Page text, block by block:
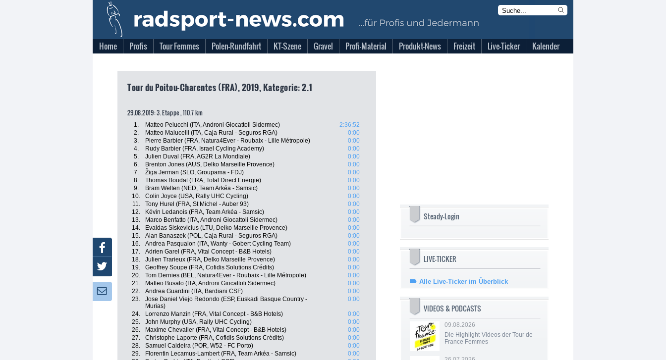
Home Profis Tour Femmes Polen-Rundfahrt KT-Szene Gravel Profi-Material Produkt-News Freizeit Live-Ticker Kalender
Tour du Poitou-Charentes (FRA), 2019, Kategorie: 2.1
29.08.2019: 3. Etappe , 110.7 km
1. Matteo Pelucchi (ITA, Androni Giocattoli Sidermec)
2:36:52
2.
Matteo Malucelli (ITA, Caja Rural - Seguros RGA)
0:00
3.
Pierre Barbier (FRA, Natura4Ever - Roubaix - Lille Métropole)
0:00
4.
Rudy Barbier (FRA, Israel Cycling Academy)
0:00
5.
Julien Duval (FRA, AG2R La Mondiale)
0:00
6.
Brenton Jones (AUS, Delko Marseille Provence)
0:00
7.
Žiga Jerman (SLO, Groupama - FDJ)
0:00
8.
Thomas Boudat (FRA, Total Direct Energie)
0:00
9.
Bram Welten (NED, Team Arkéa - Samsic)
0:00
10.
Colin Joyce (USA, Rally UHC Cycling)
0:00
11.
Tony Hurel (FRA, St Michel - Auber 93)
0:00
12.
Kévin Ledanois (FRA, Team Arkéa - Samsic)
0:00
13.
Marco Benfatto (ITA, Androni Giocattoli Sidermec)
0:00
14.
Evaldas Siskevicius (LTU, Delko Marseille Provence)
0:00
15.
Alan Banaszek (POL, Caja Rural - Seguros RGA)
0:00
16.
Andrea Pasqualon (ITA, Wanty - Gobert Cycling Team)
0:00
17.
Adrien Garel (FRA, Vital Concept - B&B Hotels)
0:00
18.
Julien Trarieux (FRA, Delko Marseille Provence)
0:00
19.
Geoffrey Soupe (FRA, Cofidis Solutions Crédits)
0:00
20.
Tom Dernies (BEL, Natura4Ever - Roubaix - Lille Métropole)
0:00
21.
Matteo Busato (ITA, Androni Giocattoli Sidermec)
0:00
22.
Andrea Guardini (ITA, Bardiani CSF)
0:00
23.
Jose Daniel Viejo Redondo (ESP, Euskadi Basque Country -
Murias)
0:00
24. Lorrenzo Manzin (FRA, Vital Concept - B&B Hotels)
0:00
25.
John Murphy (USA, Rally UHC Cycling)
0:00
26.
Maxime Chevalier (FRA, Vital Concept - B&B Hotels)
0:00
27.
Christophe Laporte (FRA, Cofidis Solutions Crédits)
0:00
28.
Samuel Caldeira (POR, W52 - FC Porto)
0:00
29.
Florentin Lecamus-Lambert (FRA, Team Arkéa - Samsic)
0:00
Steady-Login
LIVE-TICKER
Alle Live-Ticker im Überblick
VIDEOS & PODCASTS
09.08.2026
Die Highlight-Videos der Tour de
France Femmes
Facebook
Twitter
Newsletter: